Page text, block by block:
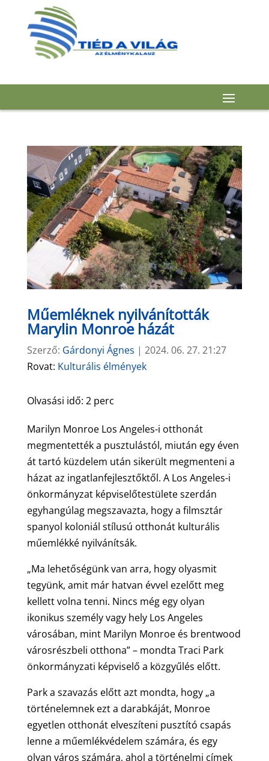
Műemléknek nyilvánították
Marylin Monroe házát
Szerző: Gárdonyi Ágnes | 2024. 06. 27. 21:27
Rovat: Kulturális élmények
Olvasási idő: 2 perc
Marilyn Monroe Los Angeles-i otthonát
megmentették a pusztulástól, miután egy éven
át tartó küzdelem után sikerült megmenteni a
házat az ingatlanfejlesztőktől. A Los Angeles-i
önkormányzat képviselőtestülete szerdán
egyhangúlag megszavazta, hogy a filmsztár
spanyol koloniál stílusú otthonát kulturális
műemlékké nyilvánítsák.
„Ma lehetőségünk van arra, hogy olyasmit
tegyünk, amit már hatvan évvel ezelőtt meg
kellett volna tenni. Nincs még egy olyan
ikonikus személy vagy hely Los Angeles
városában, mint Marilyn Monroe és brentwood
városrészbeli otthona” – mondta Traci Park
önkormányzati képviselő a közgyűlés előtt.
Park a szavazás előtt azt mondta, hogy „a
történelemnek ezt a darabkáját, Monroe
egyetlen otthonát elveszíteni pusztító csapás
lenne a műemlékvédelem számára, és egy
olyan város számára, ahol a történelmi címek